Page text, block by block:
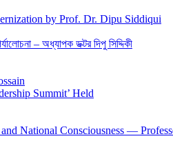
by Prof. Dr. Dipu Siddiqui
– অধ্যাপক ডক্টর দিপু সিদ্দিকী
Summit’ Held
National Consciousness —